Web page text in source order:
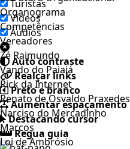
Turistas
Videos
Áudios
Auto contraste
Realçar links
Preto e branco
Aumentar espaçamento
Destacando cursor
Regua guia
Organograma
Competências
Vereadores
Zé Raimundo
Vando do Paiaiá
Rick da Internet
Renato de Osvaldo Praxedes
Narciso do Mercadinho
Marcos
Loi de Ambrósio